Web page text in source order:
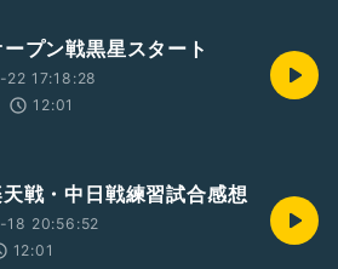
プン戦黒星スタート
17:18:28
12:01
戦・中日戦練習試合感想
20:56:52
12:01